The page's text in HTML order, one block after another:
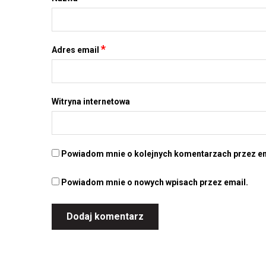
Adres email *
Witryna internetowa
Powiadom mnie o kolejnych komentarzach przez
Powiadom mnie o nowych wpisach przez email.